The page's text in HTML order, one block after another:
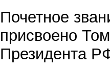
Почетное
присвоено
Президента